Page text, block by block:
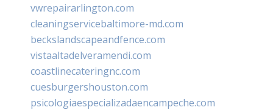
vwrepairarlington.com
cleaningservicebaltimore-md.com
beckslandscapeandfence.com
vistaaltadelveramendi.com
coastlinecateringnc.com
cuesburgershouston.com
psicologiaespecializadaencampeche.com